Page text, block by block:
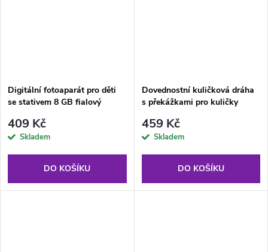
Digitální fotoaparát pro děti
se stativem 8 GB fialový
409 Kč
Skladem
DO KOŠÍKU
Dovednostní kuličková dráha
s překážkami pro kuličky
459 Kč
Skladem
DO KOŠÍKU